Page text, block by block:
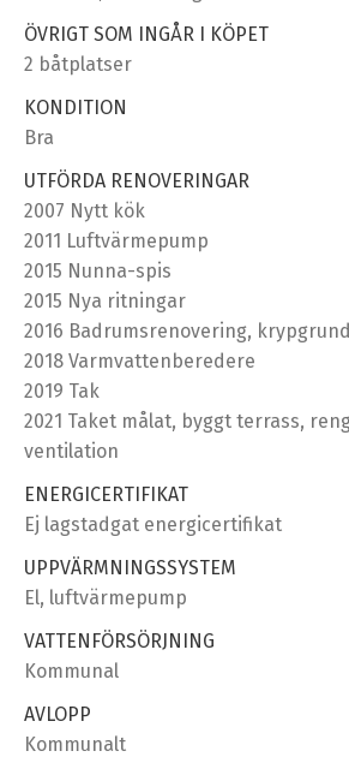
ÖVRIGT SOM INGÅR I KÖPET
2 båtplatser
KONDITION
Bra
UTFÖRDA RENOVERINGAR
2007 Nytt kök
2011 Luftvärmepump
2015 Nunna-spis
2015 Nya ritningar
2016 Badrumsrenovering,
2018 Varmvattenberedere
2019 Tak
2021 Taket målat, byggt terrass,
ventilation
ENERGICERTIFIKAT
Ej lagstadgat energicertifikat
UPPVÄRMNINGSSYSTEM
El, luftvärmepump
VATTENFÖRSÖRJNING
Kommunal
AVLOPP
Kommunalt